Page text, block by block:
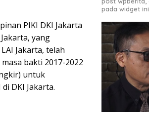
PIKI DKI Jakarta
yang
Jakarta, telah
bakti 2017-2022
untuk
DKI Jakarta.
pada widget ini.